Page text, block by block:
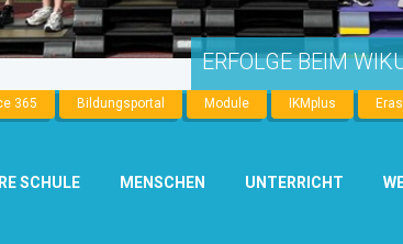
ERFOLGE BEIM
365 Bildungsportal Module IKMplus
SCHULE MENSCHEN UNTERRICHT